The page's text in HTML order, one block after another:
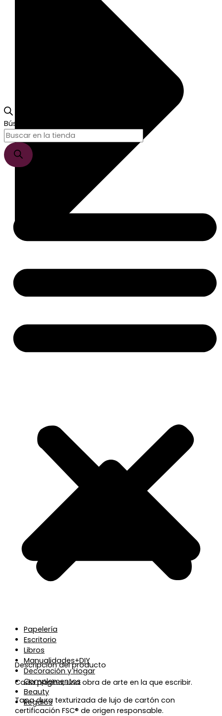
Búsqueda de productos
Papelería
Escritorio
Libros
Manualidades+DIY
Decoración y Hogar
Complementos
Beauty
Regalos
Descripción del producto
Cada página, una obra de arte en la que escribir.
Tapa dura texturizada de lujo de cartón con
certificación FSC® de origen responsable.